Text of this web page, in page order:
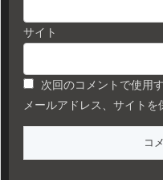
サイト
次回のコメントで使用
メールアドレス、サイトを